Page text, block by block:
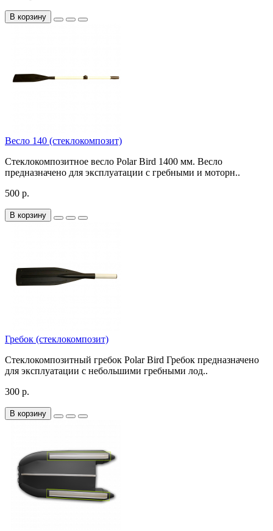
В корзину
Весло 140 (стеклокомпозит)
Стеклокомпозитное весло Polar Bird 1400 мм. Весло
предназначено для эксплуатации с гребными и моторн..
500 р.
В корзину
Гребок (стеклокомпозит)
Стеклокомпозитный гребок Polar Bird Гребок предназначено
для эксплуатации с небольшими гребными лод..
300 р.
В корзину